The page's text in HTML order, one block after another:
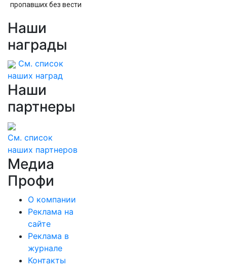
пропавших без вести
Наши
награды
См. список
наших наград
Наши
партнеры
См. список
наших партнеров
Медиа
Профи
О компании
Реклама на
сайте
Реклама в
журнале
Контакты